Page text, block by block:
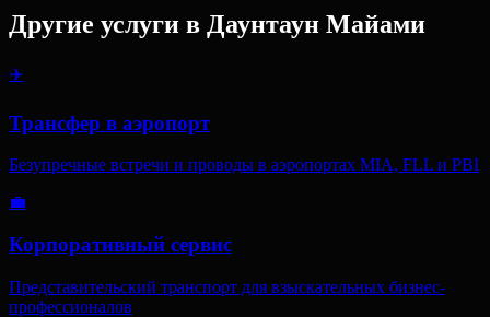
Другие услуги в Даунтаун Майами
✈️
Трансфер в аэропорт
Безупречные встречи и проводы в аэропортах MIA, FLL и PBI
💼
Корпоративный сервис
Представительский транспорт для взыскательных бизнес-
профессионалов